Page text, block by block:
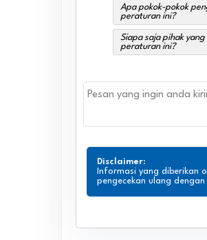
Apa pokok-pokok
peraturan ini?
Siapa saja pihak
peraturan ini?
Disclaimer:
Informasi yang diberikan
pengecekan ulang